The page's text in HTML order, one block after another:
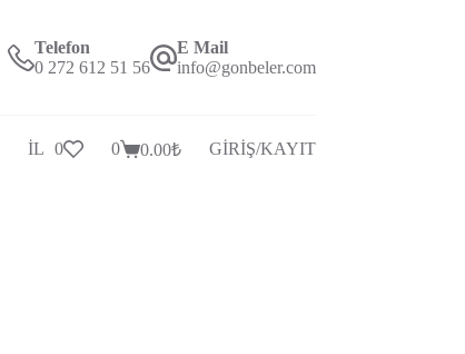
Telefon
0 272 612 51 56
E Mail
info@gonbeler.com
İLETİŞİM
0
Alışveriş
0.00₺
0 GİRİŞ/KAYIT